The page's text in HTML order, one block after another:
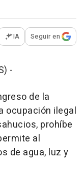
opciones para
IA Seguir en
-
de la
ocupación ilegal
prohíbe
al
de agua, luz y